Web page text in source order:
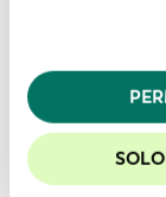
privacidad.
para mejorar
Oficina en
GLEIF
Bleichstrasse 59
60313